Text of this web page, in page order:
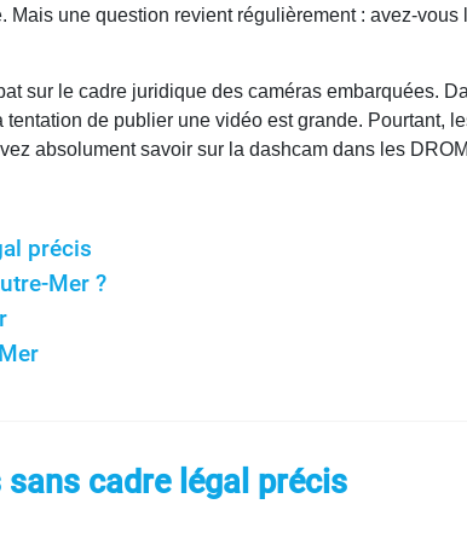
une question revient régulièrement : avez-vous
sur le cadre juridique des caméras embarquées.
de publier une vidéo est grande. Pourtant,
absolument savoir sur la dashcam dans les
précis
Mer ?
cadre légal précis